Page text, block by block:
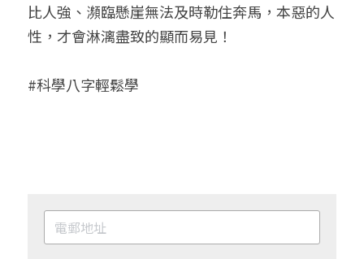
比人強、瀕臨懸崖無法及時勒住奔馬，本惡的人
性，才會淋漓盡致的顯而易見！
#科學八字輕鬆學